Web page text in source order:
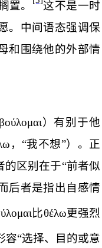
置。
这不是一时
。中间语态强调保
和围绕他的外部情
βούλομαι）有别于他
，“我不想”）。正
的区别在于“前者似
后者是指出自感情
比θέλω更强烈
容“选择、目的或意